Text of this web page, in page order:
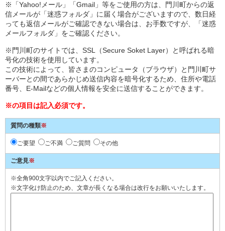
※「Yahoo!メール」「Gmail」等をご使用の方は、門川町からの返
信メールが「迷惑フォルダ」に届く場合がございますので、数日経
っても返信メールがご確認できない場合は、お手数ですが、「迷惑
メールフォルダ」をご確認ください。
※門川町のサイトでは、SSL（Secure Soket Layer）と呼ばれる暗
号化の技術を使用しています。
この技術によって、皆さまのコンピュータ（ブラウザ）と門川町サ
ーバーとの間であらかじめ送信内容を暗号化するため、住所や電話
番号、E-Mailなどの個人情報を安全に送信することができます。
※の項目は記入必須です。
質問の種類※
ご要望 ご不満 ご質問 その他
ご意見※
※全角900文字以内でご記入ください。
※文字化け防止のため、文章が長くなる場合は改行をお願いいたします。